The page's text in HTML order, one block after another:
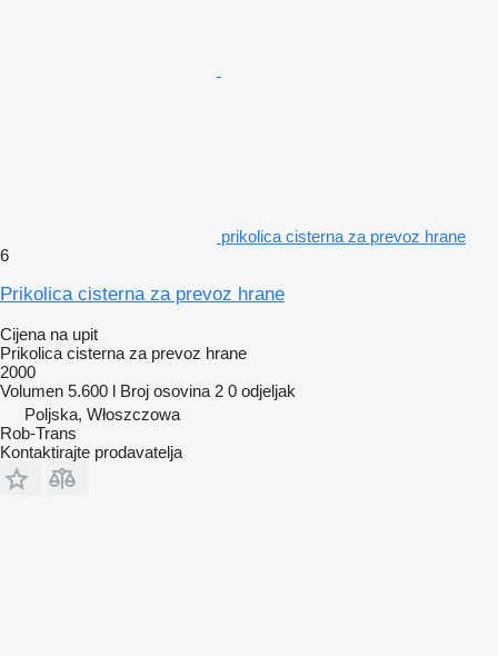
prikolica cisterna za prevoz hrane
6
Prikolica cisterna za prevoz hrane
Cijena na upit
Prikolica cisterna za prevoz hrane
2000
Volumen 5.600 l Broj osovina 2 0 odjeljak
Poljska, Włoszczowa
Rob-Trans
Kontaktirajte prodavatelja